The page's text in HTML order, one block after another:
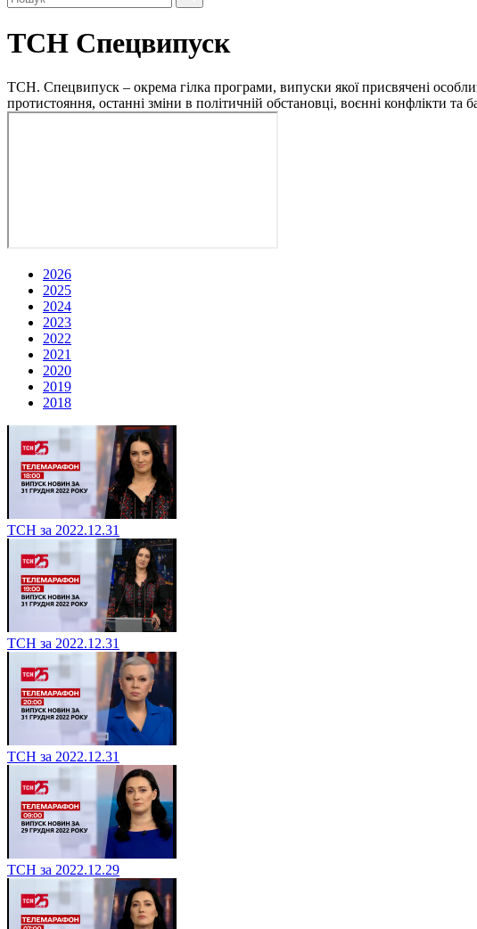
ТСН Спецвипуск
ТСН. Спецвипуск – окрема гілка програми, випуски якої присвячені
протистояння, останні зміни в політичній обстановці, воєнні конфлікти
2026
2025
2024
2023
2022
2021
2020
2019
2018
ТСН за 2022.12.31
ТСН за 2022.12.31
ТСН за 2022.12.31
ТСН за 2022.12.29